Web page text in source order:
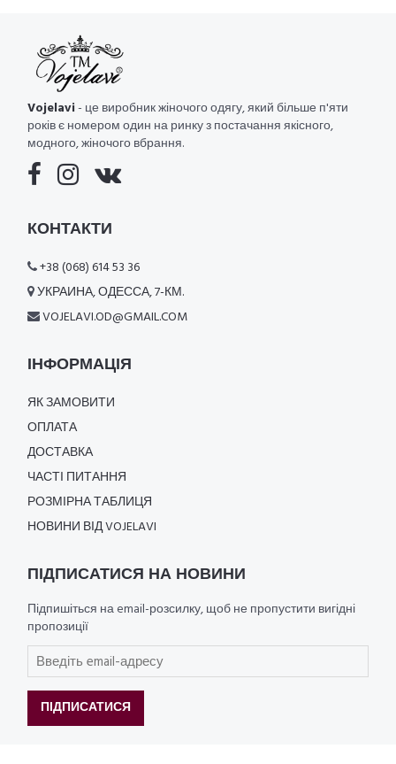
Vojelavi- це виробник жіночого одягу, який більше п'яти
років є номером один на ринку з постачання якісного,
модного, жіночого вбрання.
КОНТАКТИ
+38 (068) 614 53 36
УКРАИНА, ОДЕССА, 7-КМ.
VOJELAVI.OD@GMAIL.COM
ІНФОРМАЦІЯ
ЯК ЗАМОВИТИ
ОПЛАТА
ДОСТАВКА
ЧАСТІ ПИТАННЯ
РОЗМІРНА ТАБЛИЦЯ
НОВИНИ ВІД VOJELAVI
ПІДПИСАТИСЯ НА НОВИНИ
Підпишіться на email-розсилку, щоб не пропустити вигідні
пропозиції
ПІДПИСАТИСЯ